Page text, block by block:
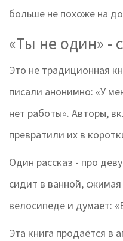
больше не похоже на
«Ты не один» -
Это не традиционная
писали анонимно: «У
нет работы». Авторы,
превратили их в
Один рассказ - про
сидит в ванной,
велосипеде и думает:
Эта книга продаётся в